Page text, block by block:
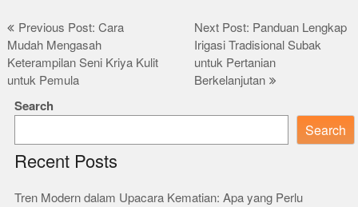
Post
navigation
Previous Post: Cara
Mudah Mengasah
Keterampilan Seni Kriya Kulit
untuk Pemula
Next Post: Panduan Lengkap
Irigasi Tradisional Subak
untuk Pertanian
Berkelanjutan
Search
Search
Recent Posts
Tren Modern dalam Upacara Kematian: Apa yang Perlu